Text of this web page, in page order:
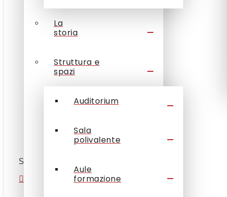
La
storia
Struttura e
spazi
Auditorium
Sala
polivalente
Aule
formazione
Share this Project